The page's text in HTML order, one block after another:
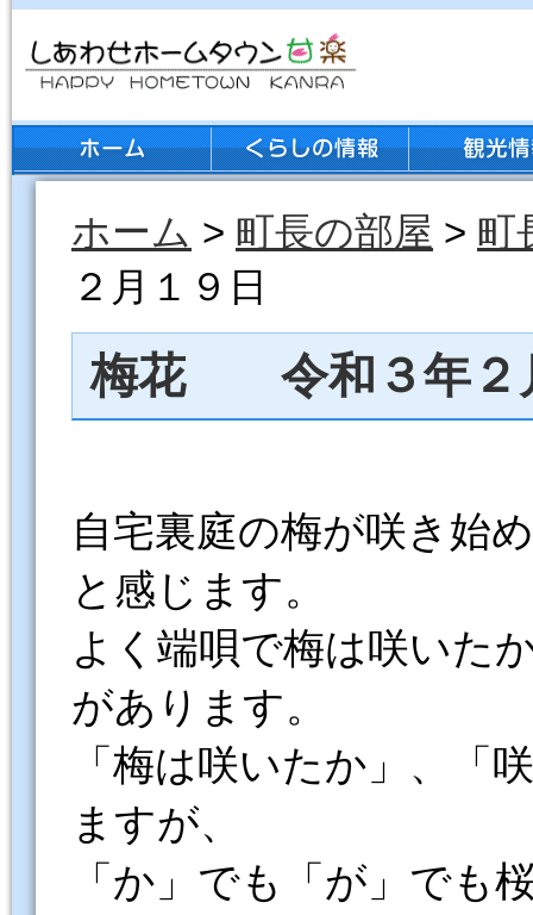
ホーム > 町長の部屋 > 町
２月１９日
梅花 令和３年２
自宅裏庭の梅が咲き始
と感じます。
よく端唄で梅は咲いた
があります。
「梅は咲いたか」、「
ますが、
「か」でも「が」でも